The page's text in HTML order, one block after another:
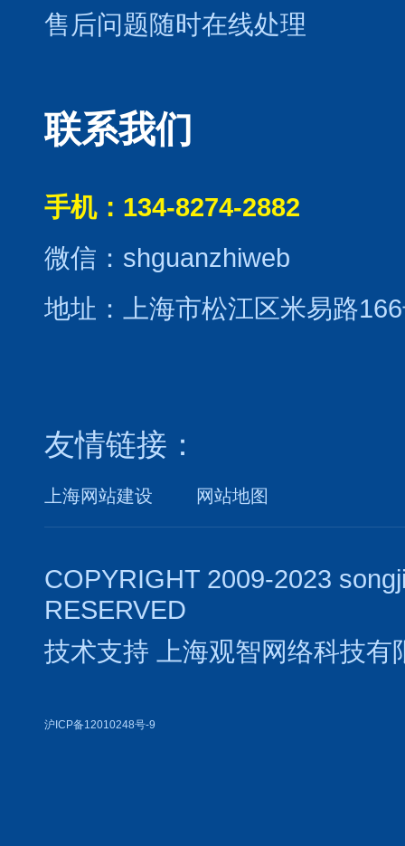
售后问题随时在线处理
联系我们
手机：134-8274-2882
微信：shguanzhiweb
地址：上海市松江区米易路
友情链接：
上海网站建设 网站地图
COPYRIGHT 2009-2023
RESERVED
技术支持
上海观智网络科技有
沪ICP备12010248号-9